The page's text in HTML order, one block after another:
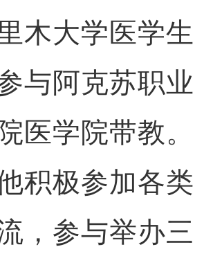
木大学医学生
与阿克苏职业
医学院带教。
积极参加各类
，参与举办三